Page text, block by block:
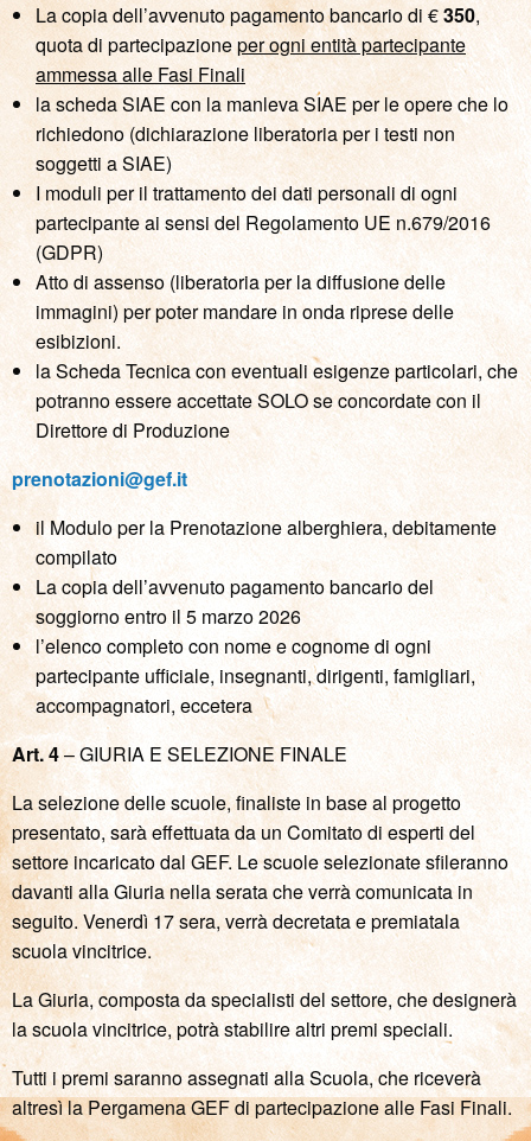
La copia dell’avvenuto pagamento bancario di €350,
quota di partecipazioneper ogni entità partecipante
ammessa alle Fasi Finali
la scheda SIAE con la manleva SIAE per le opere che lo
richiedono (dichiarazione liberatoria per i testi non
soggetti a SIAE)
I moduli per il trattamento dei dati personali di ogni
partecipante ai sensi del Regolamento UE n.679/2016
(GDPR)
Atto di assenso (liberatoria per la diffusione delle
immagini) per poter mandare in onda riprese delle
esibizioni.
la Scheda Tecnica con eventuali esigenze particolari, che
potranno essere accettate SOLO se concordate con il
Direttore di Produzione
prenotazioni@gef.it
il Modulo per la Prenotazione alberghiera, debitamente
compilato
La copia dell’avvenuto pagamento bancario del
soggiorno entro il 5 marzo 2026
l’elenco completo con nome e cognome di ogni
partecipante ufficiale, insegnanti, dirigenti, famigliari,
accompagnatori, eccetera
Art. 4– GIURIA E SELEZIONE FINALE
La selezione delle scuole, finaliste in base al progetto
presentato, sarà effettuata da un Comitato di esperti del
settore incaricato dal GEF. Le scuole selezionate sfileranno
davanti alla Giuria nella serata che verrà comunicata in
seguito. Venerdì 17 sera, verrà decretata e premiatala
scuola vincitrice.
La Giuria, composta da specialisti del settore, che designerà
la scuola vincitrice, potrà stabilire altri premi speciali.
Tutti i premi saranno assegnati alla Scuola, che riceverà
altresì la Pergamena GEF di partecipazione alle Fasi Finali.